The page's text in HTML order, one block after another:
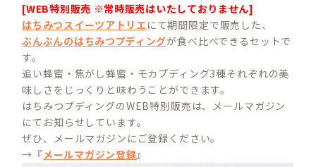
[WEB特別販売 ※常時販売はいたしておりません]
はちみつスイーツアトリエ にて期間限定で販売した、
ぶんぶんのはちみつプディングが食べ比べできるセットで
す。
追い蜂蜜・焦がし蜂蜜・モカプディング3種それぞれの美
味しさをじっくりと味わうことができます。
はちみつプディングのWEB特別販売は、メールマガジン
にてお知らせしています。
ぜひ、メールマガジンにご登録ください。
→『メールマガジン登録』